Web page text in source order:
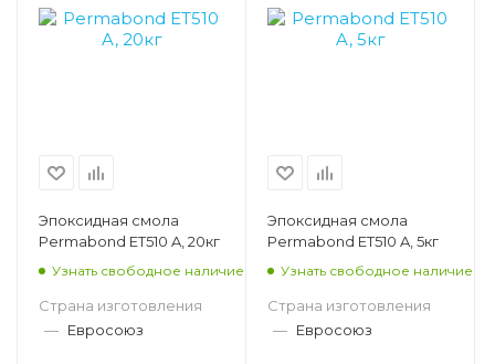
Эпоксидная смола
Permabond ET510 A, 20кг
Узнать свободное наличие
Страна изготовления
— Евросоюз
Эпоксидная смола
Permabond ET510 A, 5кг
Узнать свободное наличие
Страна изготовления
— Евросоюз